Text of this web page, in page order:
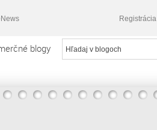
Registrácia
blogy